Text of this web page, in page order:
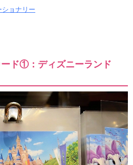
ョナリー
ド①：ディズニーランド